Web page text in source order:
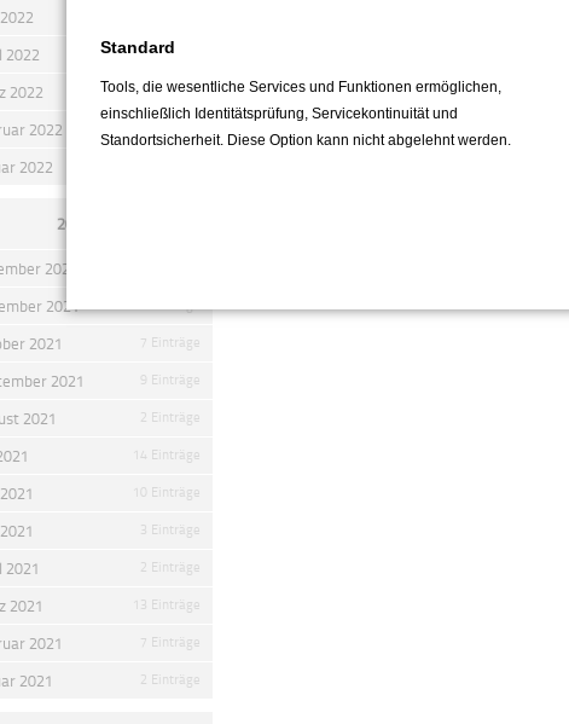
2022 8 Einträge
2022 15 Einträge
2022
2022
2021
2021
2021
2021 7 Einträge
2021 9 Einträge
2021 2 Einträge
14 Einträge
10 Einträge
3 Einträge
2021 2 Einträge
2021 13 Einträge
2021 7 Einträge
2021 2 Einträge
Standard
Tools, die wesentliche Services und Funktionen ermöglichen,
einschließlich Identitätsprüfung, Servicekontinuität und
Standortsicherheit. Diese Option kann nicht abgelehnt werden.